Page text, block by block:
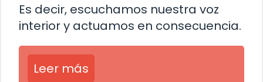
Es decir, escuchamos nuestra voz
interior y actuamos en consecuencia.
Leer más